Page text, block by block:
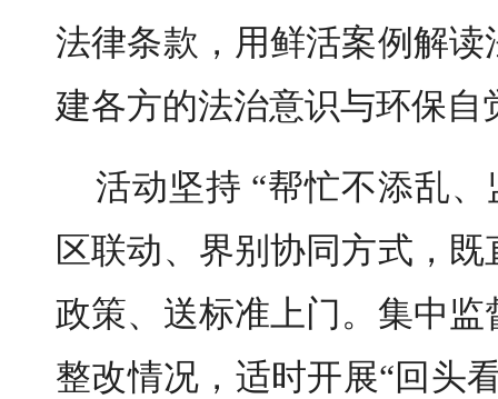
法律条款，用鲜活案例解
建各方的法治意识与环保自
活动坚持 “帮忙不添乱
区联动、界别协同方式，
政策、送标准上门。集中
整改情况，适时开展“回头